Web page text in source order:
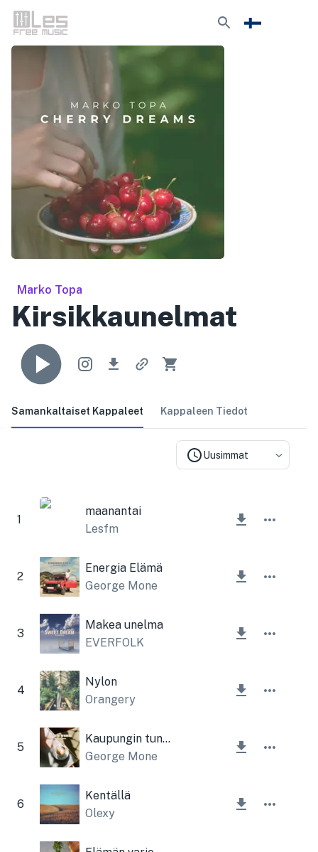
Marko Topa
Kirsikkaunelmat
Samankaltaiset Kappaleet Kappaleen Tiedot
Uusimmat
1
maanantai
Lesfm
2
Energia Elämä
George Mone
3
Makea unelma
EVERFOLK
4
Nylon
Orangery
5
Kaupungin tunnelma
George Mone
6
Kentällä
Olexy